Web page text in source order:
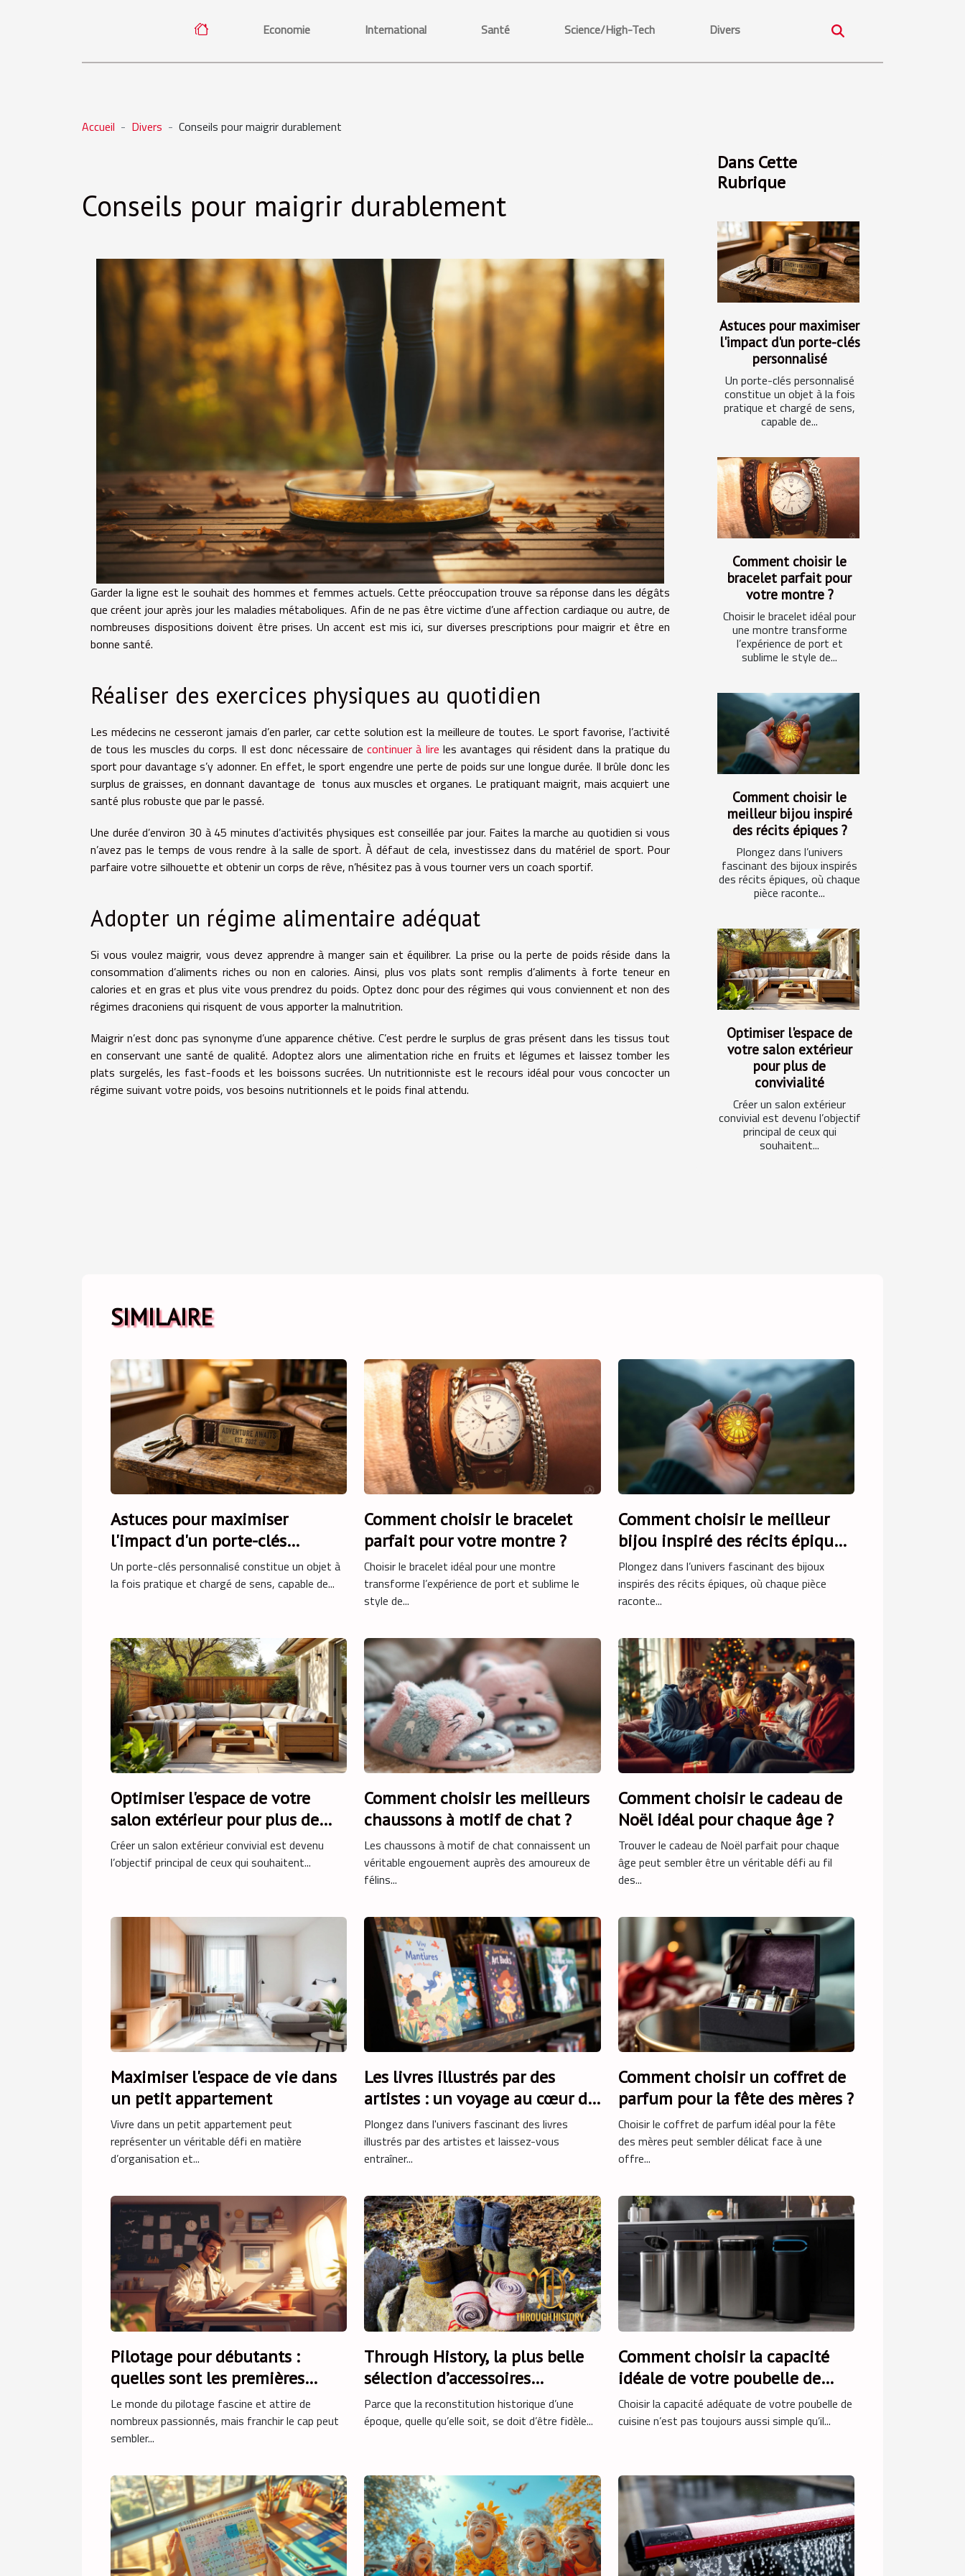
Economie International Santé Science/High-Tech Divers
Accueil Divers Conseils pour maigrir durablement
Conseils pour maigrir durablement
Garder la ligne est le souhait des hommes et femmes actuels. Cette préoccupation trouve sa réponse dans les dégâts
que créent jour après jour les maladies métaboliques. Afin de ne pas être victime d’une affection cardiaque ou autre, de
nombreuses dispositions doivent être prises. Un accent est mis ici, sur diverses prescriptions pour maigrir et être en
bonne santé.
Réaliser des exercices physiques au quotidien
Les médecins ne cesseront jamais d’en parler, car cette solution est la meilleure de toutes. Le sport favorise, l’activité
de tous les muscles du corps. Il est donc nécessaire decontinuer à lire les avantages qui résident dans la pratique du
sport pour davantage s’y adonner. En effet, le sport engendre une perte de poids sur une longue durée. Il brûle donc les
surplus de graisses, en donnant davantage de tonus aux muscles et organes. Le pratiquant maigrit, mais acquiert une
santé plus robuste que par le passé.
Une durée d’environ 30 à 45 minutes d’activités physiques est conseillée par jour. Faites la marche au quotidien si vous
n’avez pas le temps de vous rendre à la salle de sport. À défaut de cela, investissez dans du matériel de sport. Pour
parfaire votre silhouette et obtenir un corps de rêve, n’hésitez pas à vous tourner vers un coach sportif.
Adopter un régime alimentaire adéquat
Si vous voulez maigrir, vous devez apprendre à manger sain et équilibrer. La prise ou la perte de poids réside dans la
consommation d’aliments riches ou non en calories. Ainsi, plus vos plats sont remplis d’aliments à forte teneur en
calories et en gras et plus vite vous prendrez du poids. Optez donc pour des régimes qui vous conviennent et non des
régimes draconiens qui risquent de vous apporter la malnutrition.
Maigrir n’est donc pas synonyme d’une apparence chétive. C’est perdre le surplus de gras présent dans les tissus tout
en conservant une santé de qualité. Adoptez alors une alimentation riche en fruits et légumes et laissez tomber les
plats surgelés, les fast-foods et les boissons sucrées. Un nutritionniste est le recours idéal pour vous concocter un
régime suivant votre poids, vos besoins nutritionnels et le poids final attendu.
Dans Cette
Rubrique
Astuces pour maximiser
l'impact d'un porte-clés
personnalisé
Un porte-clés personnalisé
constitue un objet à la fois
pratique et chargé de sens,
capable de...
Comment choisir le
bracelet parfait pour
votre montre ?
Choisir le bracelet idéal pour
une montre transforme
l’expérience de port et
sublime le style de...
Comment choisir le
meilleur bijou inspiré
des récits épiques ?
Plongez dans l’univers
fascinant des bijoux inspirés
des récits épiques, où chaque
pièce raconte...
Optimiser l'espace de
votre salon extérieur
pour plus de
convivialité
Créer un salon extérieur
convivial est devenu l’objectif
principal de ceux qui
souhaitent...
SIMILAIRE
Astuces pour maximiser
l'impact d'un porte-clés
personnalisé
Un porte-clés personnalisé constitue un objet à
la fois pratique et chargé de sens, capable de...
Comment choisir le bracelet
parfait pour votre montre ?
Choisir le bracelet idéal pour une montre
transforme l’expérience de port et sublime le
style de...
Comment choisir le meilleur
bijou inspiré des récits épiques
?
Plongez dans l’univers fascinant des bijoux
inspirés des récits épiques, où chaque pièce
raconte...
Optimiser l'espace de votre
salon extérieur pour plus de
convivialité
Créer un salon extérieur convivial est devenu
l’objectif principal de ceux qui souhaitent...
Comment choisir les meilleurs
chaussons à motif de chat ?
Les chaussons à motif de chat connaissent un
véritable engouement auprès des amoureux de
félins...
Comment choisir le cadeau de
Noël idéal pour chaque âge ?
Trouver le cadeau de Noël parfait pour chaque
âge peut sembler être un véritable défi au fil
des...
Maximiser l'espace de vie dans
un petit appartement
Vivre dans un petit appartement peut
représenter un véritable défi en matière
d’organisation et...
Les livres illustrés par des
artistes : un voyage au cœur de
l'art
Plongez dans l'univers fascinant des livres
illustrés par des artistes et laissez-vous
entraîner...
Comment choisir un coffret de
parfum pour la fête des mères ?
Choisir le coffret de parfum idéal pour la fête
des mères peut sembler délicat face à une
offre...
Pilotage pour débutants :
quelles sont les premières
étapes ?
Le monde du pilotage fascine et attire de
nombreux passionnés, mais franchir le cap peut
sembler...
Through History, la plus belle
sélection d’accessoires
médiévaux !
Parce que la reconstitution historique d’une
époque, quelle qu’elle soit, se doit d’être fidèle...
Comment choisir la capacité
idéale de votre poubelle de
cuisine ?
Choisir la capacité adéquate de votre poubelle de
cuisine n’est pas toujours aussi simple qu’il...